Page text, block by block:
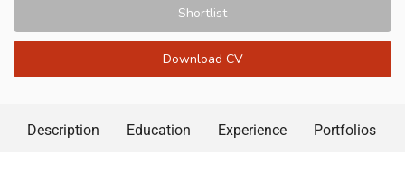
Shortlist
Download CV
Description Education Experience Portfolios